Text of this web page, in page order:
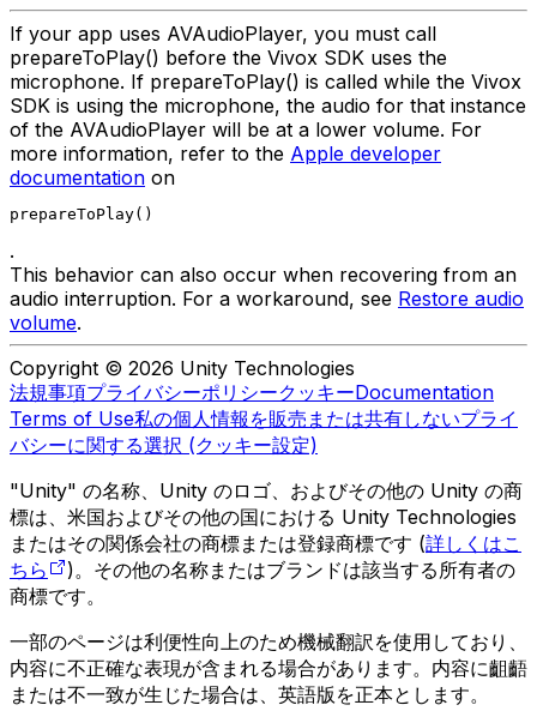
If your app uses AVAudioPlayer, you must call
prepareToPlay() before the Vivox SDK uses the
microphone. If prepareToPlay() is called while the Vivox
SDK is using the microphone, the audio for that instance
of the AVAudioPlayer will be at a lower volume. For
more information, refer to the Apple developer
documentation on
prepareToPlay()
.
This behavior can also occur when recovering from an
audio interruption. For a workaround, see Restore audio
volume.
Copyright © 2026 Unity Technologies
法規事項プライバシーポリシークッキーDocumentation
Terms of Use私の個人情報を販売または共有しないプライ
バシーに関する選択 (クッキー設定)
"Unity" の名称、Unity のロゴ、およびその他の Unity の商
標は、米国およびその他の国における Unity Technologies
またはその関係会社の商標または登録商標です (詳しくはこ
ちら
)。その他の名称またはブランドは該当する所有者の
商標です。
一部のページは利便性向上のため機械翻訳を使用しており、
内容に不正確な表現が含まれる場合があります。内容に齟齬
または不一致が生じた場合は、英語版を正本とします。